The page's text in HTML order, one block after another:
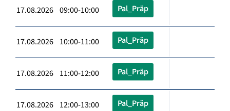
17.08.2026 09:00-10:00 Pal_Präp
17.08.2026 10:00-11:00 Pal_Präp
17.08.2026 11:00-12:00 Pal_Präp
17.08.2026 12:00-13:00 Pal_Präp